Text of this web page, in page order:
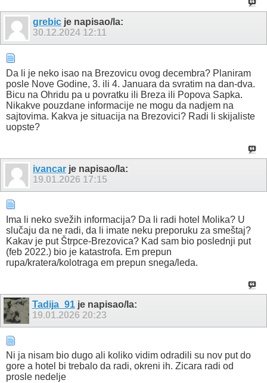
grebic je napisao/la:
30.12.2024 12:11
Da li je neko isao na Brezovicu ovog decembra? Planiram
posle Nove Godine, 3. ili 4. Januara da svratim na dan-dva.
Bicu na Ohridu pa u povratku ili Breza ili Popova Sapka.
Nikakve pouzdane informacije ne mogu da nadjem na
sajtovima. Kakva je situacija na Brezovici? Radi li skijaliste
uopste?
ivancar je napisao/la:
19.01.2026 17:15
Ima li neko svežih informacija? Da li radi hotel Molika? U
slučaju da ne radi, da li imate neku preporuku za smeštaj?
Kakav je put Štrpce-Brezovica? Kad sam bio poslednji put
(feb 2022.) bio je katastrofa. Em prepun
rupa/kratera/kolotraga em prepun snega/leda.
Tadija_91je napisao/la:
19.01.2026 20:23
Ni ja nisam bio dugo ali koliko vidim odradili su nov put do
gore a hotel bi trebalo da radi, okreni ih. Zicara radi od
prosle nedelje